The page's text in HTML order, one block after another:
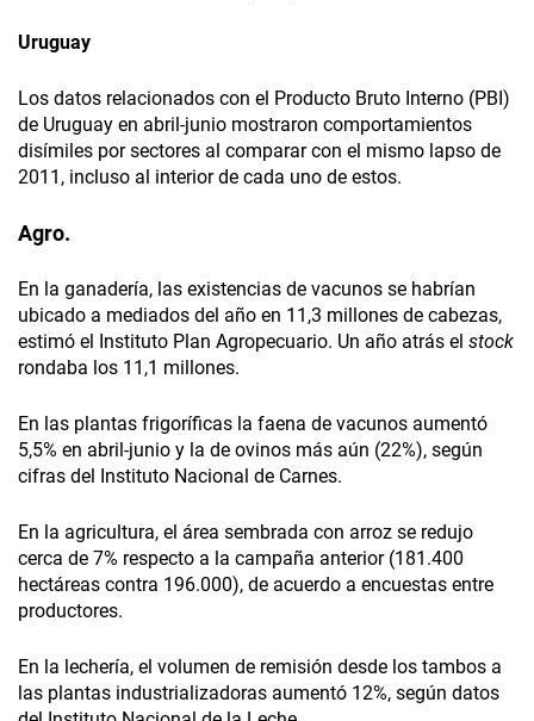
Uruguay
Los datos relacionados con el Producto Bruto Interno (PBI)
de Uruguay en abril-junio mostraron comportamientos
disímiles por sectores al comparar con el mismo lapso de
2011, incluso al interior de cada uno de estos.
Agro.
En la ganadería, las existencias de vacunos se habrían
ubicado a mediados del año en 11,3 millones de cabezas,
estimó el Instituto Plan Agropecuario. Un año atrás el stock
rondaba los 11,1 millones.
En las plantas frigoríficas la faena de vacunos aumentó
5,5% en abril-junio y la de ovinos más aún (22%), según
cifras del Instituto Nacional de Carnes.
En la agricultura, el área sembrada con arroz se redujo
cerca de 7% respecto a la campaña anterior (181.400
hectáreas contra 196.000), de acuerdo a encuestas entre
productores.
En la lechería, el volumen de remisión desde los tambos a
las plantas industrializadoras aumentó 12%, según datos